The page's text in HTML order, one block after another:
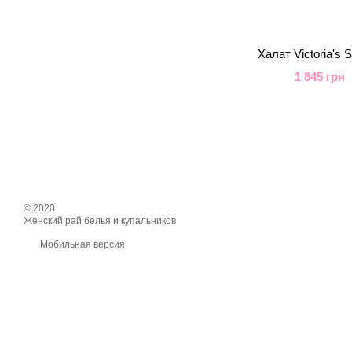
Халат Victoria's
1 845 грн
© 2020
Женский рай белья и купальников
Мобильная версия